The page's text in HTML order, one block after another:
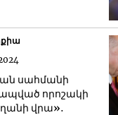
սահմանի
որոշակի
վրա»․